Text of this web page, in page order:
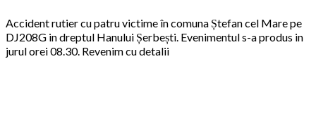
Accident rutier cu patru victime în comuna Ștefan cel Mare pe
DJ208G in dreptul Hanului Șerbești. Evenimentul s-a produs in
jurul orei 08.30. Revenim cu detalii